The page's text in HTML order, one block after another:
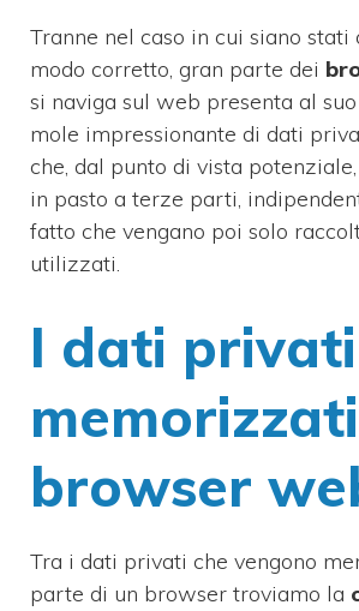
Tranne nel caso in cui siano stati
modo corretto, gran parte dei
si naviga sul web presenta al
mole impressionante di dati
che, dal punto di vista
in pasto a terze parti,
fatto che vengano poi solo
utilizzati.
I dati privati
browser
Tra i dati privati che vengono
parte di un browser troviamo la